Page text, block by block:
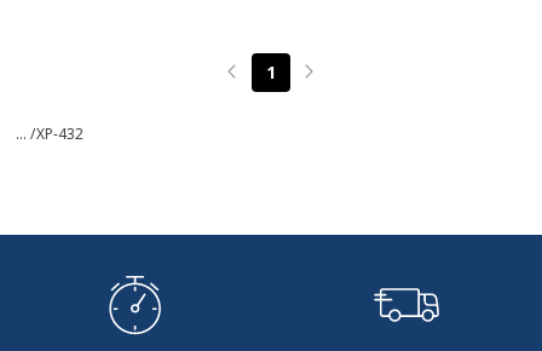
Page précédente
1 Page suivante
... /XP-432